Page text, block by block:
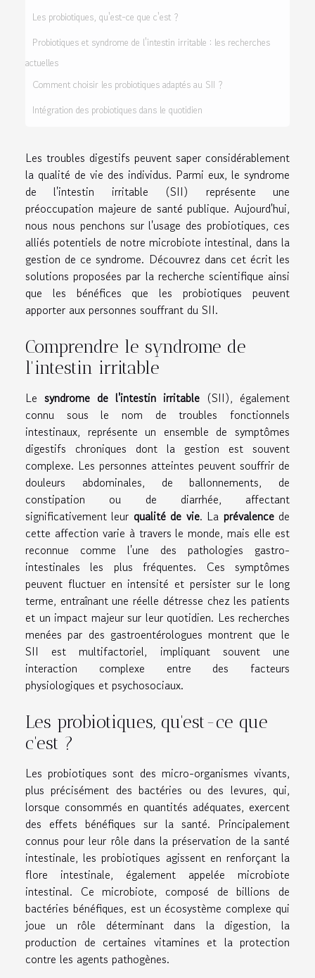
Les probiotiques, qu'est-ce que c'est ?
Probiotiques et syndrome de l'intestin irritable : les recherches
actuelles
Comment choisir les probiotiques adaptés au SII ?
Intégration des probiotiques dans le quotidien
Les troubles digestifs peuvent saper considérablement
la qualité de vie des individus. Parmi eux, le syndrome
de l'intestin irritable (SII) représente une
préoccupation majeure de santé publique. Aujourd'hui,
nous nous penchons sur l'usage des probiotiques, ces
alliés potentiels de notre microbiote intestinal, dans la
gestion de ce syndrome. Découvrez dans cet écrit les
solutions proposées par la recherche scientifique ainsi
que les bénéfices que les probiotiques peuvent
apporter aux personnes souffrant du SII.
Comprendre le syndrome de
l'intestin irritable
Le syndrome de l'intestin irritable (SII), également
connu sous le nom de troubles fonctionnels
intestinaux, représente un ensemble de symptômes
digestifs chroniques dont la gestion est souvent
complexe. Les personnes atteintes peuvent souffrir de
douleurs abdominales, de ballonnements, de
constipation ou de diarrhée, affectant
significativement leur qualité de vie. La prévalencede
cette affection varie à travers le monde, mais elle est
reconnue comme l'une des pathologies gastro-
intestinales les plus fréquentes. Ces symptômes
peuvent fluctuer en intensité et persister sur le long
terme, entraînant une réelle détresse chez les patients
et un impact majeur sur leur quotidien. Les recherches
menées par des gastroentérologues montrent que le
SII est multifactoriel, impliquant souvent une
interaction complexe entre des facteurs
physiologiques et psychosociaux.
Les probiotiques, qu'est-ce que
c'est ?
Les probiotiques sont des micro-organismes vivants,
plus précisément des bactéries ou des levures, qui,
lorsque consommés en quantités adéquates, exercent
des effets bénéfiques sur la santé. Principalement
connus pour leur rôle dans la préservation de la santé
intestinale, les probiotiques agissent en renforçant la
flore intestinale, également appelée microbiote
intestinal. Ce microbiote, composé de billions de
bactéries bénéfiques, est un écosystème complexe qui
joue un rôle déterminant dans la digestion, la
production de certaines vitamines et la protection
contre les agents pathogènes.